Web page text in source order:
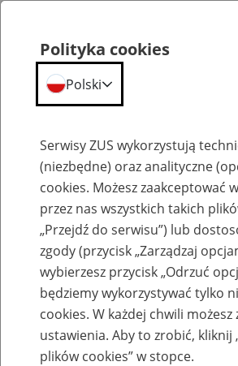
Aktualności
Nowe tablice dalszego
wyliczania emerytur
Polityka cookies
Polski
Serwisy ZUS wykorzystują
(niezbędne) oraz analityczne
cookies. Możesz zaakceptować
przez nas wszystkich takich
„Przejdź do serwisu”) lub
zgody (przycisk „Zarządzaj
wybierzesz przycisk „Odrzuć
będziemy wykorzystywać tylko
cookies. W każdej chwili
ustawienia. Aby to zrobić, kliknij
plików cookies” w stopce.